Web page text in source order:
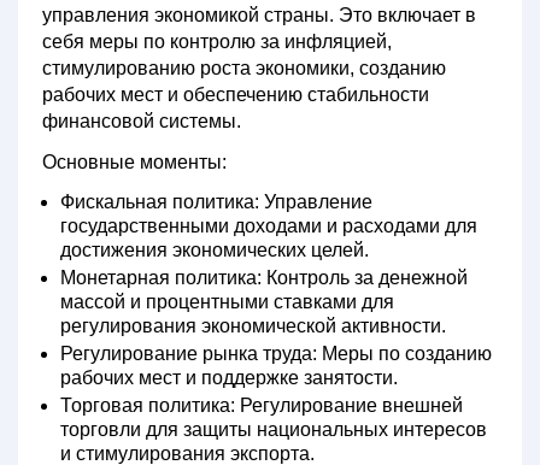
управления экономикой страны. Это включает в
себя меры по контролю за инфляцией,
стимулированию роста экономики, созданию
рабочих мест и обеспечению стабильности
финансовой системы.
Основные моменты:
Фискальная политика: Управление
государственными доходами и расходами для
достижения экономических целей.
Монетарная политика: Контроль за денежной
массой и процентными ставками для
регулирования экономической активности.
Регулирование рынка труда: Меры по созданию
рабочих мест и поддержке занятости.
Торговая политика: Регулирование внешней
торговли для защиты национальных интересов
и стимулирования экспорта.